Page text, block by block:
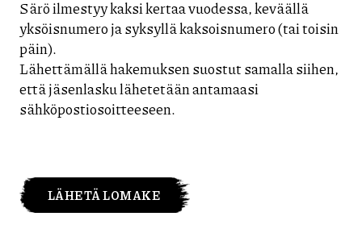
Särö ilmestyy kaksi kertaa vuodessa, keväällä
yksöisnumero ja syksyllä kaksoisnumero (tai toisin
päin).
Lähettämällä hakemuksen suostut samalla siihen,
että jäsenlasku lähetetään antamaasi
sähköpostiosoitteeseen.